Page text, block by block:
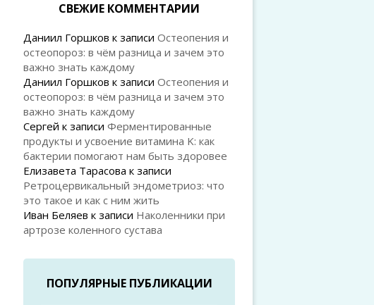
СВЕЖИЕ КОММЕНТАРИИ
Даниил Горшков к записи Остеопения и
остеопороз: в чём разница и зачем это
важно знать каждому
Даниил Горшков к записи Остеопения и
остеопороз: в чём разница и зачем это
важно знать каждому
Сергей к записи Ферментированные
продукты и усвоение витамина K: как
бактерии помогают нам быть здоровее
Елизавета Тарасова к записи
Ретроцервикальный эндометриоз: что
это такое и как с ним жить
Иван Беляев к записи Наколенники при
артрозе коленного сустава
ПОПУЛЯРНЫЕ ПУБЛИКАЦИИ